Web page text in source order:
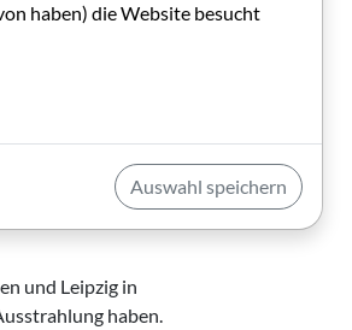
dem
hoher Qualität.
das
One-Man-Show
aus dem
und Leipzig in
haben.
haben) die Website besucht
Auswahl speichern